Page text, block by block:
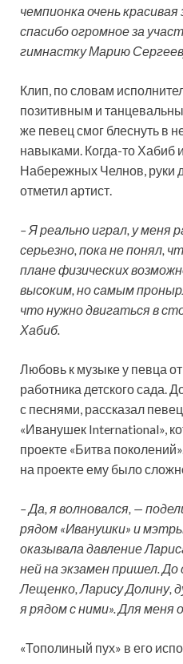
чемпионка очень
спасибо огромное за
гимнастку Марию
Клип, по словам
позитивным и
же певец смог блеснуть в
навыками. Когда-то Хабиб
Набережных Челнов, руки
отметил артист.
– Я реально играл, у меня
серьезно, пока не понял,
плане физических
высоким, но самым
что нужно двигаться в
Хабиб.
Любовь к музыке у певца
работника детского сада.
с песнями, рассказал
«Иванушек International»,
проекте «Битва
на проекте ему было
– Да, я волновался, —
рядом «Иванушки» и
оказывала давление
ней на экзамен пришел. До
Лещенко, Ларису Долину,
я рядом с ними». Для меня
«Тополиный пух» в его